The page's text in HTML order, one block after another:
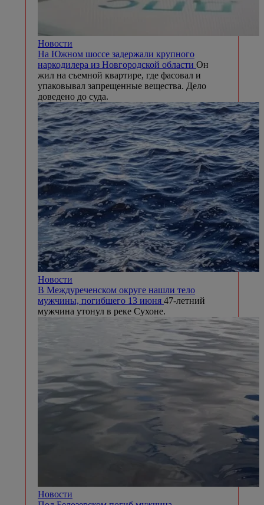
Новости
На Южном шоссе задержали крупного
наркодилера из Новгородской области Он
жил на съемной квартире, где фасовал и
упаковывал запрещенные вещества. Дело
доведено до суда.
Новости
В Междуреченском округе нашли тело
мужчины, погибшего 13 июня 47-летний
мужчина утонул в реке Сухоне.
Новости